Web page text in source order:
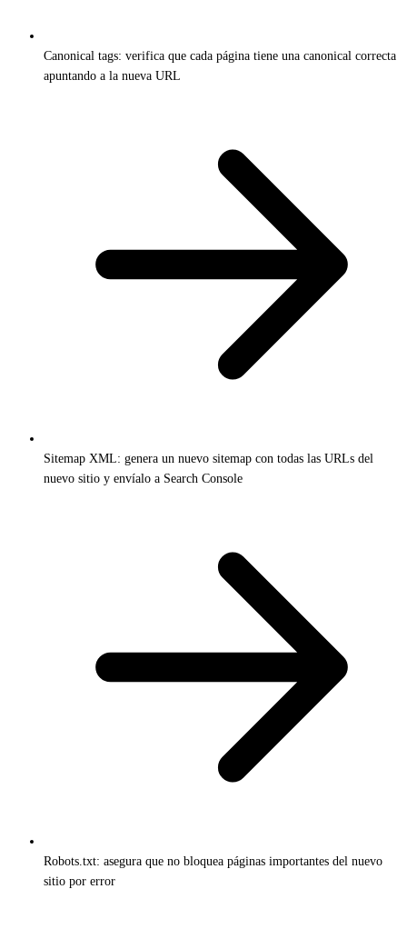
Canonical tags: verifica que cada página tiene una canonical correcta
apuntando a la nueva URL
Sitemap XML: genera un nuevo sitemap con todas las URLs del
nuevo sitio y envíalo a Search Console
Robots.txt: asegura que no bloquea páginas importantes del nuevo
sitio por error